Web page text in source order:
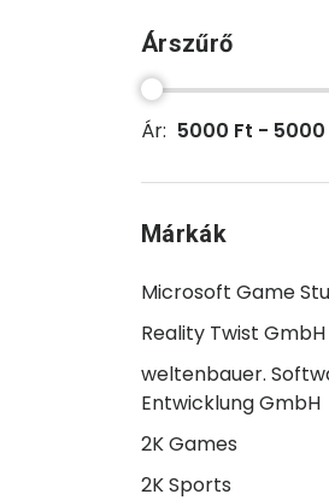
Árszűrő
Ár: 5000 Ft - 5000
Márkák
Microsoft Game
Reality Twist GmbH
weltenbauer.
Entwicklung GmbH
2K Games
2K Sports